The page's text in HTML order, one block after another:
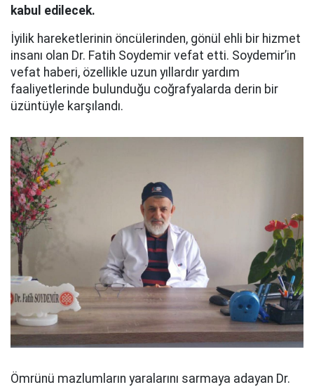
kabul edilecek.
İyilik hareketlerinin öncülerinden, gönül ehli bir hizmet
insanı olan Dr. Fatih Soydemir vefat etti. Soydemir’in
vefat haberi, özellikle uzun yıllardır yardım
faaliyetlerinde bulunduğu coğrafyalarda derin bir
üzüntüyle karşılandı.
Ömrünü mazlumların yaralarını sarmaya adayan Dr.